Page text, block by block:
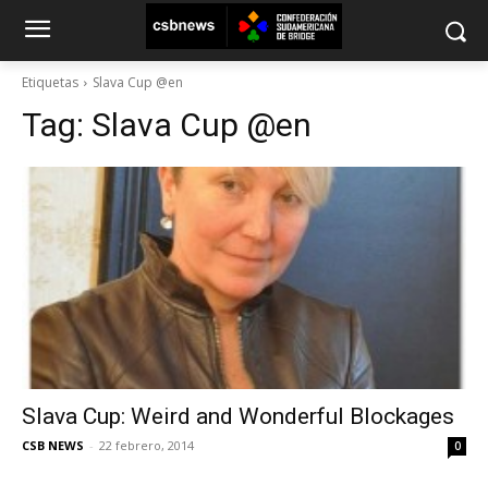
Etiquetas Slava Cup @en
Tag: Slava Cup @en
Slava Cup: Weird and Wonderful Blockages
CSB NEWS - 22 febrero, 2014 0